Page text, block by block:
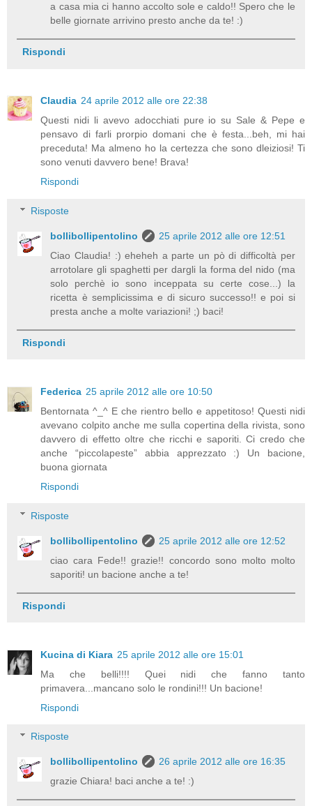
a casa mia ci hanno accolto sole e caldo!! Spero che le
belle giornate arrivino presto anche da te! :)
Rispondi
Claudia 24 aprile 2012 alle ore 22:38
Questi nidi li avevo adocchiati pure io su Sale & Pepe e
pensavo di farli prorpio domani che è festa...beh, mi hai
preceduta! Ma almeno ho la certezza che sono dleiziosi! Ti
sono venuti davvero bene! Brava!
Rispondi
Risposte
bollibollipentolino
25 aprile 2012 alle ore 12:51
Ciao Claudia! :) eheheh a parte un pò di difficoltà per
arrotolare gli spaghetti per dargli la forma del nido (ma
solo perchè io sono inceppata su certe cose...) la
ricetta è semplicissima e di sicuro successo!! e poi si
presta anche a molte variazioni! ;) baci!
Rispondi
Federica 25 aprile 2012 alle ore 10:50
Bentornata ^_^ E che rientro bello e appetitoso! Questi nidi
avevano colpito anche me sulla copertina della rivista, sono
davvero di effetto oltre che ricchi e saporiti. Ci credo che
anche “piccolapeste” abbia apprezzato :) Un bacione,
buona giornata
Rispondi
Risposte
bollibollipentolino
25 aprile 2012 alle ore 12:52
ciao cara Fede!! grazie!! concordo sono molto molto
saporiti! un bacione anche a te!
Rispondi
Kucina di Kiara 25 aprile 2012 alle ore 15:01
Ma che belli!!!! Quei nidi che fanno tanto
primavera...mancano solo le rondini!!! Un bacione!
Rispondi
Risposte
bollibollipentolino
26 aprile 2012 alle ore 16:35
grazie Chiara! baci anche a te! :)